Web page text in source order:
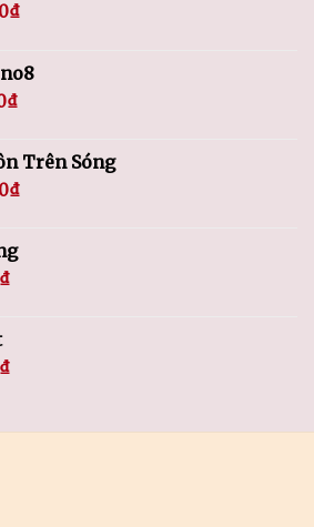
₫
₫
Trên Sóng
₫
₫
₫